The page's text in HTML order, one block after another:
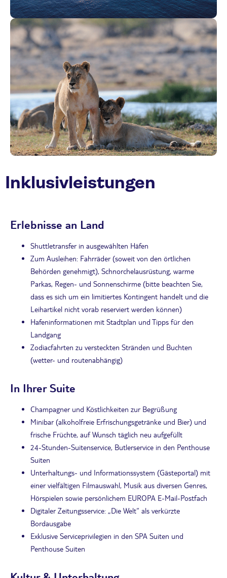
Inklusivleistungen
Erlebnisse an Land
Shuttletransfer in ausgewählten Häfen
Zum Ausleihen: Fahrräder (soweit von den örtlichen
Behörden genehmigt), Schnorchelausrüstung, warme
Parkas, Regen- und Sonnenschirme (bitte beachten Sie,
dass es sich um ein limitiertes Kontingent handelt und die
Leihartikel nicht vorab reserviert werden können)
Hafeninformationen mit Stadtplan und Tipps für den
Landgang
Zodiacfahrten zu versteckten Stränden und Buchten
(wetter- und routenabhängig)
In Ihrer Suite
Champagner und Köstlichkeiten zur Begrüßung
Minibar (alkoholfreie Erfrischungsgetränke und Bier) und
frische Früchte, auf Wunsch täglich neu aufgefüllt
24-Stunden-Suitenservice, Butlerservice in den Penthouse
Suiten
Unterhaltungs- und Informationssystem (Gästeportal) mit
einer vielfältigen Filmauswahl, Musik aus diversen Genres,
Hörspielen sowie persönlichem EUROPA E-Mail-Postfach
Digitaler Zeitungsservice: „Die Welt“ als verkürzte
Bordausgabe
Exklusive Serviceprivilegien in den SPA Suiten und
Penthouse Suiten